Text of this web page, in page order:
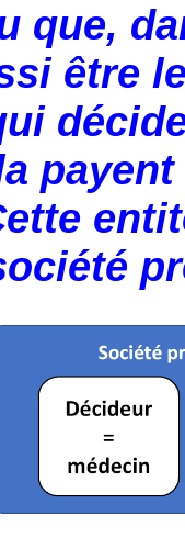
que,
être